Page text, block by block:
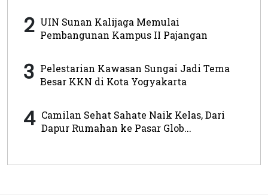
2 UIN Sunan Kalijaga Memulai
Pembangunan Kampus II Pajangan
3 Pelestarian Kawasan Sungai Jadi Tema
Besar KKN di Kota Yogyakarta
4 Camilan Sehat Sahate Naik Kelas, Dari
Dapur Rumahan ke Pasar Glob...